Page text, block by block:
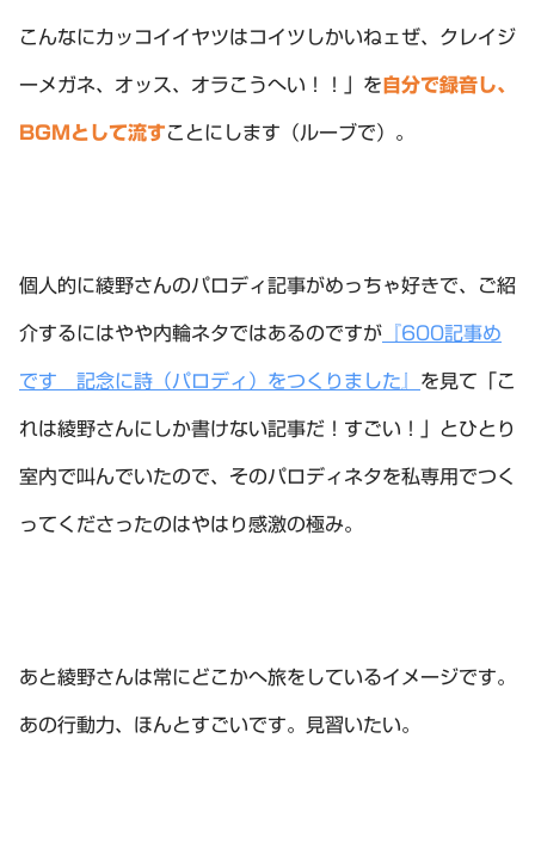
こんなにカッコイイヤツはコイツしかいねェぜ、クレイジ
ーメガネ、オッス、オラこうへい！！」を 自分で録音し、
BGMとして流すことにします（ルーブで）。
個人的に綾野さんのパロディ記事がめっちゃ好きで、ご紹
介するにはやや内輪ネタではあるのですが 『600記事め
です 記念に詩（パロディ）をつくりました』 を見て「こ
れは綾野さんにしか書けない記事だ！すごい！」とひとり
室内で叫んでいたので、そのパロディネタを私専用でつく
ってくださったのはやはり感激の極み。
あと綾野さんは常にどこかへ旅をしているイメージです。
あの行動力、ほんとすごいです。見習いたい。